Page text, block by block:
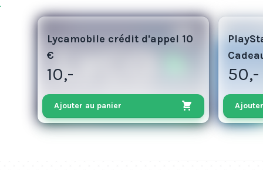
Lycamobile crédit d'appel 10
€
10,-
Ajouter au panier
50
50,-